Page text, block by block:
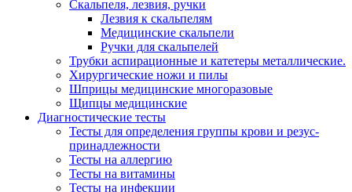
Скальпеля, лезвия, ручки
Лезвия к скальпелям
Медицинские скальпели
Ручки для скальпелей
Трубки аспирационные и катетеры металлические.
Хирургические ножи и пилы
Шприцы медицинские многоразовые
Щипцы медицинские
Диагностические тесты
Тесты для определения группы крови и резус-
принадлежности
Тесты на аллергию
Тесты на витамины
Тесты на инфекции